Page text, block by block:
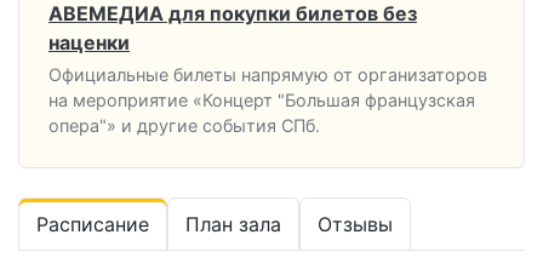
АВЕМЕДИА для покупки билетов без
наценки
Официальные билеты напрямую от организаторов
на мероприятие «Концерт "Большая французская
опера"» и другие события СПб.
Расписание План зала Отзывы